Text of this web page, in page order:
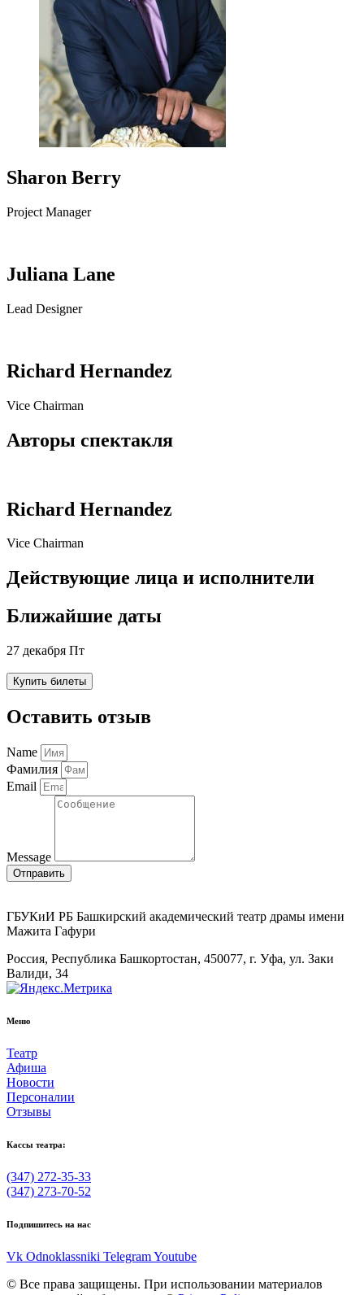
Sharon Berry
Project Manager
Juliana Lane
Lead Designer
Richard Hernandez
Vice Chairman
Авторы спектакля
Richard Hernandez
Vice Chairman
Действующие лица и исполнители
Ближайшие даты
27 декабря Пт
Купить билеты
Оставить отзыв
Name
Фамилия
Email
Message
Отправить
ГБУКиИ РБ Башкирский академический театр драмы имени
Мажита Гафури
Россия, Республика Башкортостан, 450077, г. Уфа, ул. Заки
Валиди, 34
Меню
Театр
Афиша
Новости
Персоналии
Отзывы
Кассы театра:
(347) 272-35-33
(347) 273-70-52
Подпишитесь на нас
Vk Odnoklassniki TelegramYoutube
© Все права защищены. При использовании материалов